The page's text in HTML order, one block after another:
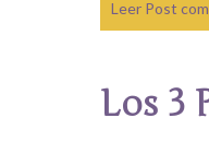
Leer Post
Los 3